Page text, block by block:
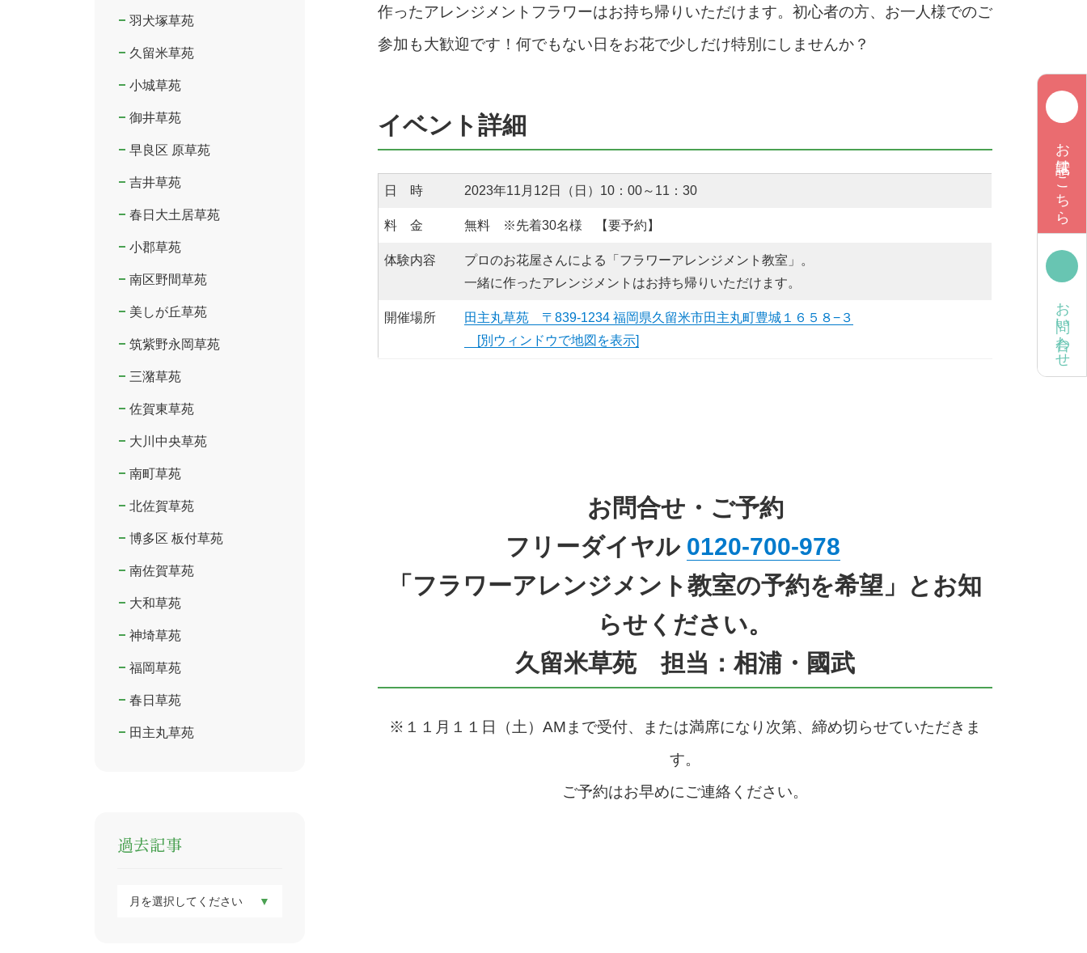
お電話はこちら
お問い合わせ
作ったアレンジメントフラワーはお持ち帰りいただけます。初心者の方、お一人様でのご
参加も大歓迎です！何でもない日をお花で少しだけ特別にしませんか？
イベント詳細
日 時 2023年11月12日（日）10：00～11：30
料 金 無料 ※先着30名様 【要予約】
体験内容
プロのお花屋さんによる「フラワーアレンジメント教室」。
一緒に作ったアレンジメントはお持ち帰りいただけます。
開催場所
田主丸草苑 〒839-1234 福岡県久留米市田主丸町豊城１６５８−３
[別ウィンドウで地図を表示]
お問合せ・ご予約
フリーダイヤル 0120-700-978
「フラワーアレンジメント教室の予約を希望」とお知
らせください。
久留米草苑 担当：相浦・國武
※１１月１１日（土）AMまで受付、または満席になり次第、締め切らせていただきま
す。
ご予約はお早めにご連絡ください。
羽犬塚草苑
久留米草苑
小城草苑
御井草苑
早良区 原草苑
吉井草苑
春日大土居草苑
小郡草苑
南区野間草苑
美しが丘草苑
筑紫野永岡草苑
三潴草苑
佐賀東草苑
大川中央草苑
南町草苑
北佐賀草苑
博多区 板付草苑
南佐賀草苑
大和草苑
神埼草苑
福岡草苑
春日草苑
田主丸草苑
過去記事